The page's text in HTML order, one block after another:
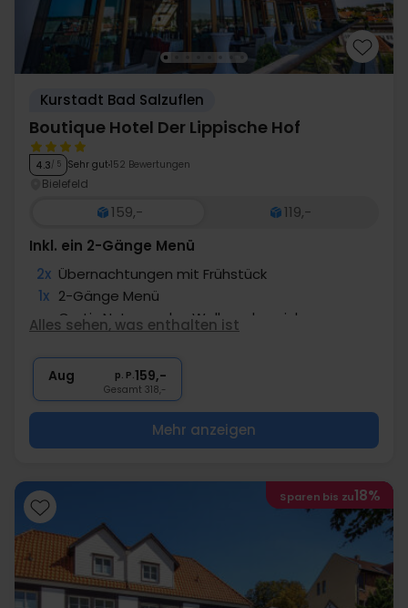
Kurstadt Bad Salzuflen
Boutique Hotel Der Lippische Hof
4.3/ 5 Sehr gut 152 Bewertungen
Bielefeld
159,-
119,-
Inkl. ein 2-Gänge Menü
2x Übernachtungen mit Frühstück
1x 2-Gänge Menü
∞ Gratis Nutzung des Wellnessbereichs
1x 1 Begrüßungsgetränk
Alles sehen, was enthalten ist
Aug p. P.159,-
Gesamt 318,-
Mehr anzeigen
Sparen bis zu18%